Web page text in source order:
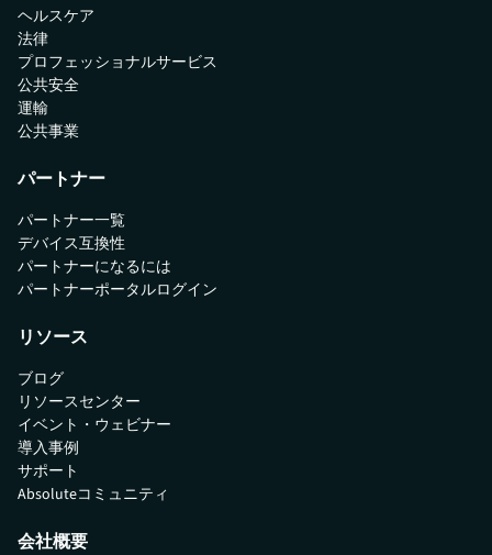
ヘルスケア
法律
プロフェッショナルサービス
公共安全
運輸
公共事業
パートナー
パートナー一覧
デバイス互換性
パートナーになるには
パートナーポータルログイン
リソース
ブログ
リソースセンター
イベント・ウェビナー
導入事例
サポート
Absoluteコミュニティ
会社概要